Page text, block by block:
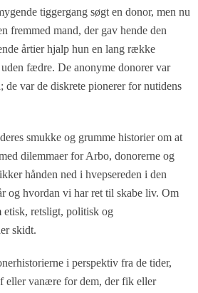
tiggergang søgt en donor, men nu
fremmed mand, der gav hende den
årtier hjalp hun en lang række
fædre. De anonyme donorer var
var de diskrete pionerer for nutidens
smukke og grumme historier om at
dilemmaer for Arbo, donorerne og
hånden ned i hvepsereden i den
og hvordan vi har ret til skabe liv. Om
etisk, retsligt, politisk og
skidt.
i perspektiv fra de tider,
eller vanære for dem, der fik eller